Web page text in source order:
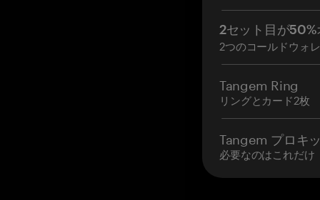
2セット目が50%
2つのコールドウォ
Tangem Ring
リングとカード2枚
Tangem プロキ
必要なのはこれだけ